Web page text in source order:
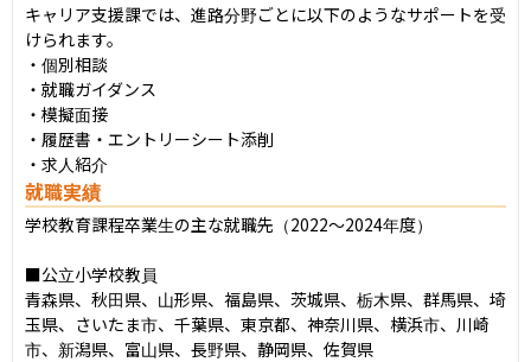
キャリア支援課では、進路分野ごとに以下のようなサポートを受
けられます。
・個別相談
・就職ガイダンス
・模擬面接
・履歴書・エントリーシート添削
・求人紹介
就職実績
学校教育課程卒業生の主な就職先（2022〜2024年度）
■公立小学校教員
青森県、秋田県、山形県、福島県、茨城県、栃木県、群馬県、埼
玉県、さいたま市、千葉県、東京都、神奈川県、横浜市、川崎
市、新潟県、富山県、長野県、静岡県、佐賀県